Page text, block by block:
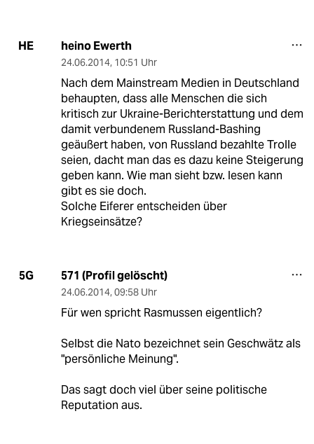
HE heino Ewerth
24.06.2014, 10:51 Uhr
Nach dem Mainstream Medien in Deutschland
behaupten, dass alle Menschen die sich
kritisch zur Ukraine-Berichterstattung und dem
damit verbundenem Russland-Bashing
geäußert haben, von Russland bezahlte Trolle
seien, dacht man das es dazu keine Steigerung
geben kann. Wie man sieht bzw. lesen kann
gibt es sie doch.
Solche Eiferer entscheiden über
Kriegseinsätze?
5G 571 (Profil gelöscht)
24.06.2014, 09:58 Uhr
Für wen spricht Rasmussen eigentlich?
Selbst die Nato bezeichnet sein Geschwätz als
"persönliche Meinung".
Das sagt doch viel über seine politische
Reputation aus.